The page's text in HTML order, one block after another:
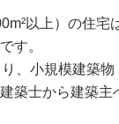
以上）の住宅
す。
、小規模建築物
築士から建築主